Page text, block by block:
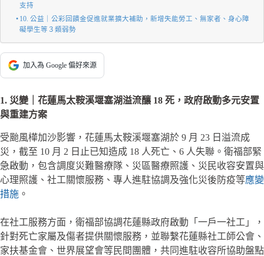
支持
10. 公益｜公彩回饋金促進就業擴大補助，新增失能勞工、無家者、身心障
礙學生等３類弱勢
加入為 Google 偏好來源
1. 災變｜花蓮馬太鞍溪堰塞湖溢流釀 18 死，政府啟動多元安置
與重建方案
受颱風樺加沙影響，花蓮馬太鞍溪堰塞湖於 9 月 23 日溢流成
災，截至 10 月 2 日止已知造成 18 人死亡、6 人失聯。衛福部緊
急啟動，包含調度災難醫療隊、災區醫療照護、災民收容安置與
心理照護、社工關懷服務、專人進駐協調及強化災後防疫等應變
措施 。
在社工服務方面，衛福部協調花蓮縣政府啟動「一戶一社工」，
針對死亡家屬及傷者提供關懷服務，並聯繫花蓮縣社工師公會、
家扶基金會、世界展望會等民間團體，共同進駐收容所協助盤點